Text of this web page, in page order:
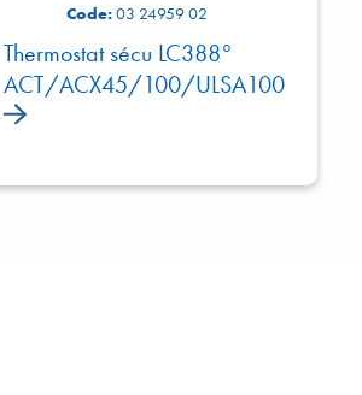
Code:03 24959 02
Thermostat sécu LC388°
ACT/ACX45/100/ULSA100